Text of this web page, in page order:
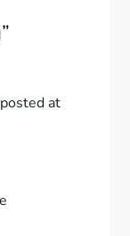
at